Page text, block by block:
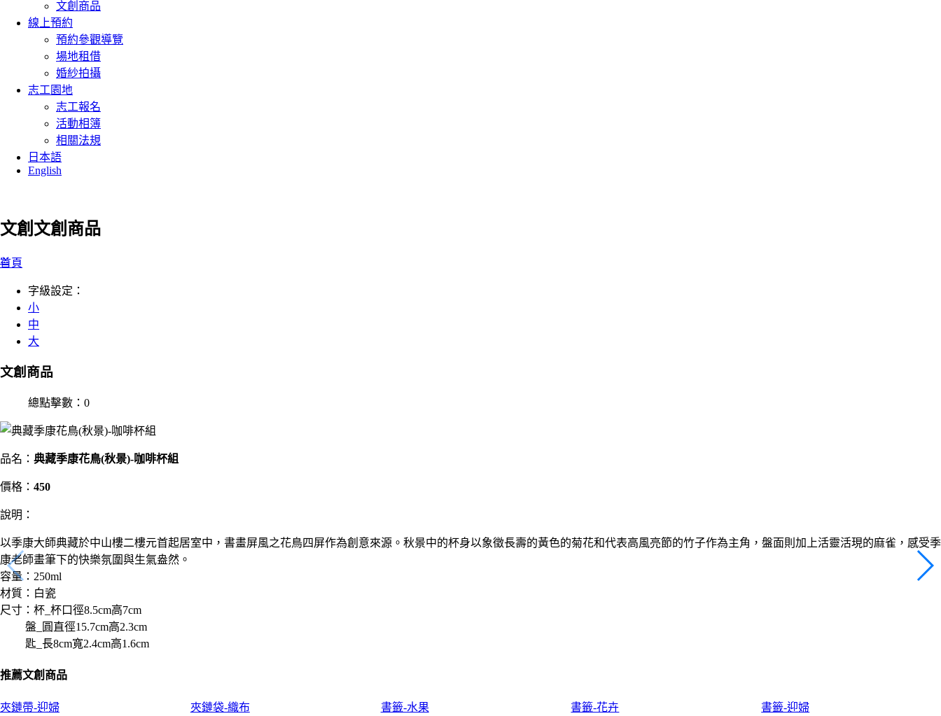
文創商品
線上預約
預約參觀導覽
場地租借
婚紗拍攝
志工園地
志工報名
活動相簿
相關法規
日本語
English
文創 文創商品
:::
首頁
字級設定：
小
中
大
文創商品
總點擊數：0
品名： 典藏季康花鳥(秋景)-咖啡杯組
價格： 450
說明：
以季康大師典藏於中山樓二樓元首起居室中，書畫屏風之花鳥四屏作為創意來源。秋景中的杯身以象徵長壽的黃色的菊花和代表高風亮節的竹子作為主角，盤面則加上活靈活現的麻雀，感受季
康老師畫筆下的快樂氛圍與生氣盎然。
容量：250ml
材質：白瓷
尺寸：杯_杯口徑8.5cm高7cm
盤_圓直徑15.7cm高2.3cm
匙_長8cm寬2.4cm高1.6cm
推薦文創商品
夾鏈帶-迎婦 夾鏈袋-織布 書籤-水果 書籤-花卉 書籤-迎婦